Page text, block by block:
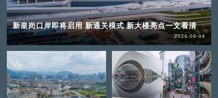
新皇岗口岸即将启用 新通关模式 新大楼亮点一文看清
2026-08-04